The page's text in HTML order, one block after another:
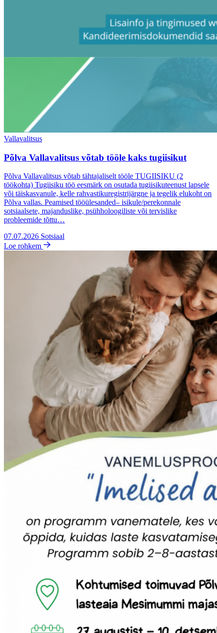
Vallavalitsus
Põlva Vallavalitsus võtab tööle kaks tugiisikut
Põlva Vallavalitsus võtab tähtajaliselt tööle TUGIISIKU (2
töökohta) Tugiisiku töö eesmärk on osutada tugiisikuteenust lapsele
või täiskasvanule, kelle rahvastikuregistrijärgne ja tegelik elukoht on
Põlva vallas. Peamised tööülesanded– isikule/perekonnale
sotsiaalsete, majanduslike, psühholoogiliste või tervislike
probleemide tõttu…
07.07.2026 Sotsiaal
Loe rohkem